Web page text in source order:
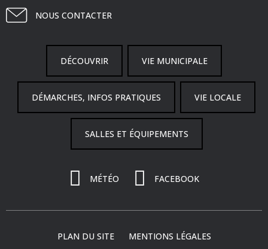
NOUS CONTACTER
DÉCOUVRIR VIE MUNICIPALE
DÉMARCHES, INFOS PRATIQUES VIE LOCALE
SALLES ET ÉQUIPEMENTS
MÉTÉO FACEBOOK
PLAN DU SITE MENTIONS LÉGALES